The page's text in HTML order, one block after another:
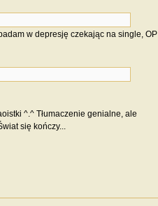
w depresję czekając na single, OP
^.^ Tłumaczenie genialne, ale
się kończy...